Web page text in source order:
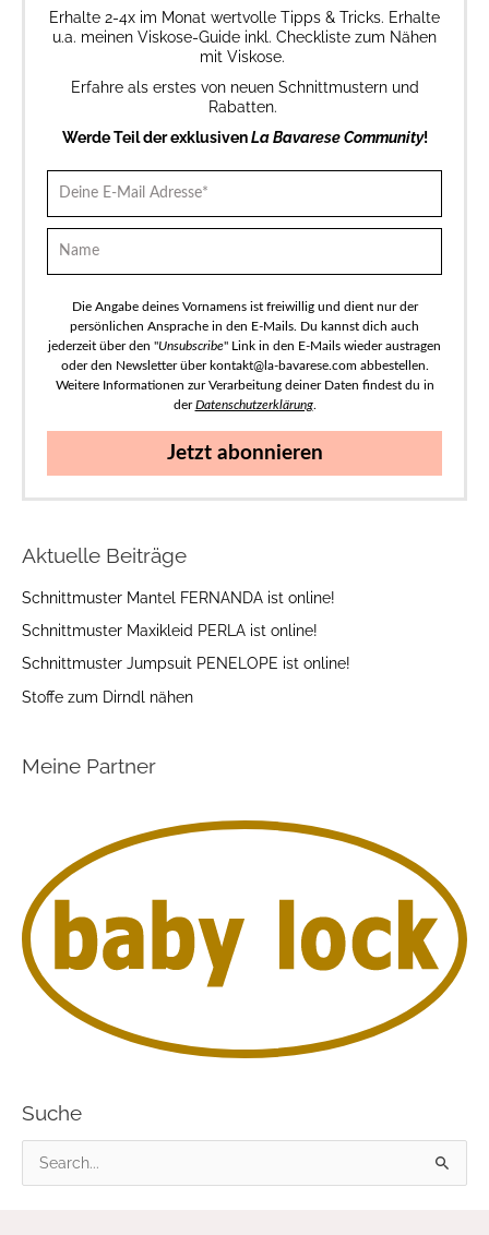
Erhalte 2-4x im Monat wertvolle Tipps & Tricks. Erhalte
u.a. meinen Viskose-Guide inkl. Checkliste zum Nähen
mit Viskose.
Erfahre als erstes von neuen Schnittmustern und
Rabatten.
Werde Teil der exklusivenLa Bavarese Community!
Die Angabe deines Vornamens ist freiwillig und dient nur der
persönlichen Ansprache in den E-Mails. Du kannst dich auch
jederzeit über den "Unsubscribe" Link in den E-Mails wieder austragen
oder den Newsletter über kontakt@la-bavarese.com abbestellen.
Weitere Informationen zur Verarbeitung deiner Daten findest du in
derDatenschutzerklärung.
Jetzt abonnieren
Aktuelle Beiträge
Schnittmuster Mantel FERNANDA ist online!
Schnittmuster Maxikleid PERLA ist online!
Schnittmuster Jumpsuit PENELOPE ist online!
Stoffe zum Dirndl nähen
Meine Partner
Suche